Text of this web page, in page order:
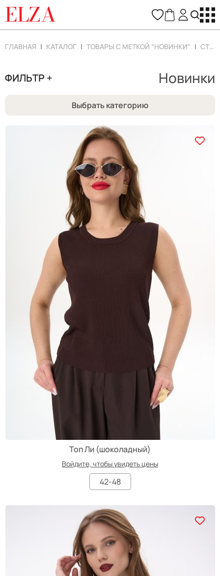
ELZA
ГЛАВНАЯ КАТАЛОГ ТОВАРЫ С МЕТКОЙ “НОВИНКИ” СТРАНИЦА 4
ФИЛЬТР + Новинки
Выбрать категорию
Топ Ли (шоколадный)
Войдите, чтобы увидеть цены
42-48